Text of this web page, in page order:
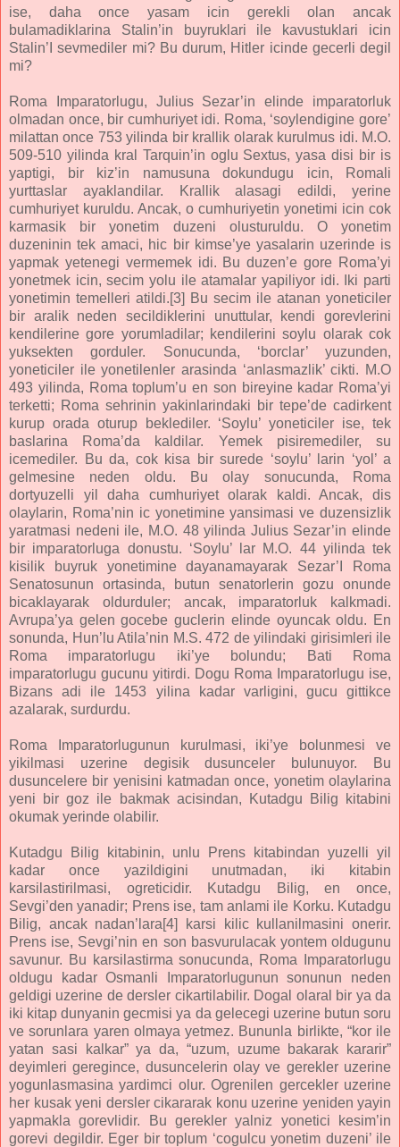
ise, daha once yasam icin gerekli olan ancak
bulamadiklarina Stalin’in buyruklari ile kavustuklari icin
Stalin’I sevmediler mi? Bu durum, Hitler icinde gecerli degil
mi?
Roma Imparatorlugu, Julius Sezar’in elinde imparatorluk
olmadan once, bir cumhuriyet idi. Roma, ‘soylendigine gore’
milattan once 753 yilinda bir krallik olarak kurulmus idi. M.O.
509-510 yilinda kral Tarquin’in oglu Sextus, yasa disi bir is
yaptigi, bir kiz’in namusuna dokundugu icin, Romali
yurttaslar ayaklandilar. Krallik alasagi edildi, yerine
cumhuriyet kuruldu. Ancak, o cumhuriyetin yonetimi icin cok
karmasik bir yonetim duzeni olusturuldu. O yonetim
duzeninin tek amaci, hic bir kimse’ye yasalarin uzerinde is
yapmak yetenegi vermemek idi. Bu duzen’e gore Roma’yi
yonetmek icin, secim yolu ile atamalar yapiliyor idi. Iki parti
yonetimin temelleri atildi.[3] Bu secim ile atanan yoneticiler
bir aralik neden secildiklerini unuttular, kendi gorevlerini
kendilerine gore yorumladilar; kendilerini soylu olarak cok
yuksekten gorduler. Sonucunda, ‘borclar’ yuzunden,
yoneticiler ile yonetilenler arasinda ‘anlasmazlik’ cikti. M.O
493 yilinda, Roma toplum’u en son bireyine kadar Roma’yi
terketti; Roma sehrinin yakinlarindaki bir tepe’de cadirkent
kurup orada oturup beklediler. ‘Soylu’ yoneticiler ise, tek
baslarina Roma’da kaldilar. Yemek pisiremediler, su
icemediler. Bu da, cok kisa bir surede ‘soylu’ larin ‘yol’ a
gelmesine neden oldu. Bu olay sonucunda, Roma
dortyuzelli yil daha cumhuriyet olarak kaldi. Ancak, dis
olaylarin, Roma’nin ic yonetimine yansimasi ve duzensizlik
yaratmasi nedeni ile, M.O. 48 yilinda Julius Sezar’in elinde
bir imparatorluga donustu. ‘Soylu’ lar M.O. 44 yilinda tek
kisilik buyruk yonetimine dayanamayarak Sezar’I Roma
Senatosunun ortasinda, butun senatorlerin gozu onunde
bicaklayarak oldurduler; ancak, imparatorluk kalkmadi.
Avrupa’ya gelen gocebe guclerin elinde oyuncak oldu. En
sonunda, Hun’lu Atila’nin M.S. 472 de yilindaki girisimleri ile
Roma imparatorlugu iki’ye bolundu; Bati Roma
imparatorlugu gucunu yitirdi. Dogu Roma Imparatorlugu ise,
Bizans adi ile 1453 yilina kadar varligini, gucu gittikce
azalarak, surdurdu.
Roma Imparatorlugunun kurulmasi, iki’ye bolunmesi ve
yikilmasi uzerine degisik dusunceler bulunuyor. Bu
dusuncelere bir yenisini katmadan once, yonetim olaylarina
yeni bir goz ile bakmak acisindan, Kutadgu Bilig kitabini
okumak yerinde olabilir.
Kutadgu Bilig kitabinin, unlu Prens kitabindan yuzelli yil
kadar once yazildigini unutmadan, iki kitabin
karsilastirilmasi, ogreticidir. Kutadgu Bilig, en once,
Sevgi’den yanadir; Prens ise, tam anlami ile Korku. Kutadgu
Bilig, ancak nadan’lara[4] karsi kilic kullanilmasini onerir.
Prens ise, Sevgi’nin en son basvurulacak yontem oldugunu
savunur. Bu karsilastirma sonucunda, Roma Imparatorlugu
oldugu kadar Osmanli Imparatorlugunun sonunun neden
geldigi uzerine de dersler cikartilabilir. Dogal olaral bir ya da
iki kitap dunyanin gecmisi ya da gelecegi uzerine butun soru
ve sorunlara yaren olmaya yetmez. Bununla birlikte, “kor ile
yatan sasi kalkar” ya da, “uzum, uzume bakarak kararir”
deyimleri geregince, dusuncelerin olay ve gerekler uzerine
yogunlasmasina yardimci olur. Ogrenilen gercekler uzerine
her kusak yeni dersler cikararak konu uzerine yeniden yayin
yapmakla gorevlidir. Bu gerekler yalniz yonetici kesim’in
gorevi degildir. Eger bir toplum ‘cogulcu yonetim duzeni’ ile